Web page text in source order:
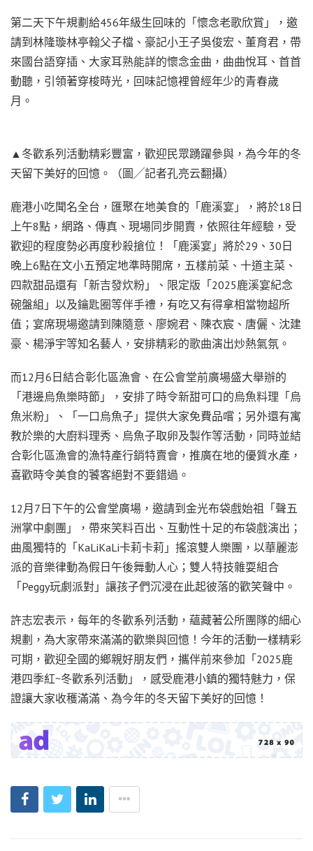
第二天下午規劃給456年級生回味的「懷念老歌欣賞」，邀
請到林隆璇林亭翰父子檔、豪記小王子吳俊宏、董育君，帶
來國台語穿插、大家耳熟能詳的懷念金曲，曲曲悅耳、首首
動聽，引領著穿梭時光，回味記憶裡曾經年少的青春歲
月。
▲冬歡系列活動精彩豐富，歡迎民眾踴躍參與，為今年的冬
天留下美好的回憶。（圖╱記者孔亮云翻攝）
鹿港小吃聞名全台，匯聚在地美食的「鹿溪宴」，將於18日
上午8點，網路、傳真、現場同步開賣，依照往年經驗，受
歡迎的程度勢必再度秒殺搶位！「鹿溪宴」將於29、30日
晚上6點在文小五預定地準時開席，五樣前菜、十道主菜、
四款甜品還有「新吉發炊粉」、限定版「2025鹿溪宴紀念
碗盤組」以及鑰匙圈等伴手禮，有吃又有得拿相當物超所
值；宴席現場邀請到陳隨意、廖婉君、陳衣宸、唐儷、沈建
豪、楊淨宇等知名藝人，安排精彩的歌曲演出炒熱氣氛。
而12月6日結合彰化區漁會、在公會堂前廣場盛大舉辦的
「港邊烏魚樂時節」，安排了時令新甜可口的烏魚料理「烏
魚米粉」、「一口烏魚子」提供大家免費品嚐；另外還有寓
教於樂的大廚料理秀、烏魚子取卵及製作等活動，同時並結
合彰化區漁會的漁特產行銷特賣會，推廣在地的優質水產，
喜歡時令美食的饕客絕對不要錯過。
12月7日下午的公會堂廣場，邀請到金光布袋戲始祖「聲五
洲掌中劇團」，帶來笑料百出、互動性十足的布袋戲演出；
曲風獨特的「KaLiKaLi卡莉卡莉」搖滾雙人樂團，以華麗澎
派的音樂律動為假日午後舞動人心；雙人特技雜耍組合
「Peggy玩劇派對」讓孩子們沉浸在此起彼落的歡笑聲中。
許志宏表示，每年的冬歡系列活動，蘊藏著公所團隊的細心
規劃，為大家帶來滿滿的歡樂與回憶！今年的活動一樣精彩
可期，歡迎全國的鄉親好朋友們，攜伴前來參加「2025鹿
港四季紅~冬歡系列活動」，感受鹿港小鎮的獨特魅力，保
證讓大家收穫滿滿、為今年的冬天留下美好的回憶！